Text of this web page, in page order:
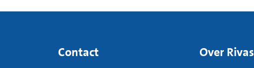
Contact Over Rivas